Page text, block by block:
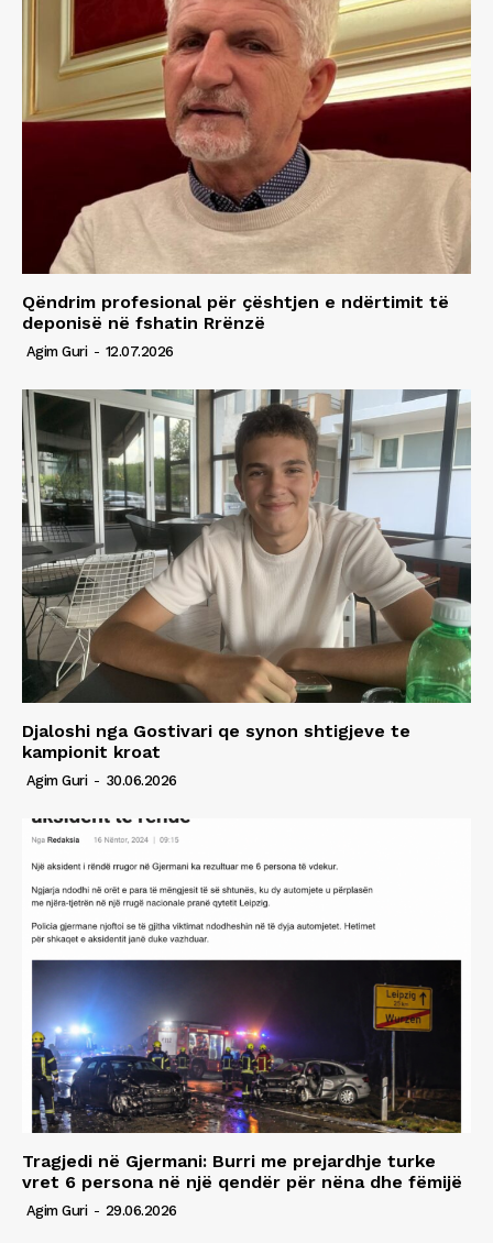
Qëndrim profesional për çështjen e ndërtimit të
deponisë në fshatin Rrënzë
Agim Guri - 12.07.2026
Djaloshi nga Gostivari qe synon shtigjeve te
kampionit kroat
Agim Guri - 30.06.2026
Tragjedi në Gjermani: Burri me prejardhje turke
vret 6 persona në një qendër për nëna dhe fëmijë
Agim Guri - 29.06.2026